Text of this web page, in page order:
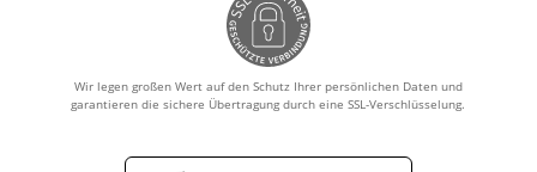
Wir legen großen Wert auf den Schutz Ihrer persönlichen Daten und
garantieren die sichere Übertragung durch eine SSL-Verschlüsselung.